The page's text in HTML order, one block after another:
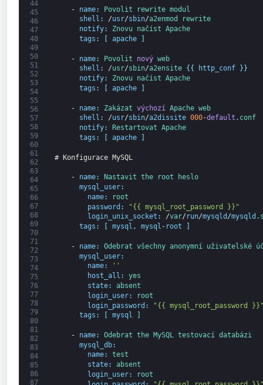
44
45
46
47
48
49
50
51
52
53
54
55
56
57
58
59
60
61
62
63
64
65
66
67
68
69
70
71
72
73
74
75
76
77
78
79
80
81
82
83
84
85
86
87
- name: Povolit rewrite modul
shell : /usr/sbin/a2enmod
rewrite
notify: Znovu načíst Apache
tags : apache
- name: Povolit nový web
shell : /usr/sbin/a2ensite { { http_conf } }
notify: Znovu načíst Apache
tags : apache
- name: Zakázat výchozí Apache web
shell : /usr/sbin/a2dissite 000-default . conf
notify: Restartovat Apache
tags : apache
# Konfigurace MySQL
- name: Nastavit the root
heslo
mysql_user:
name:
root
password :
"{{ mysql_root_password }}"
login_unix_socket : /var/ run/mysqld /mysqld .
tags : mysql , mysql - root
- name: Odebrat všechny anonymní uživatelské
mysql_user:
name:
''
host_all :
yes
state:
absent
login_user:
root
login_password :
"{{ mysql_root_password
tags : mysql
- name: Odebrat the MySQL testovací databázi
mysql_db:
name:
test
state:
absent
login_user:
root